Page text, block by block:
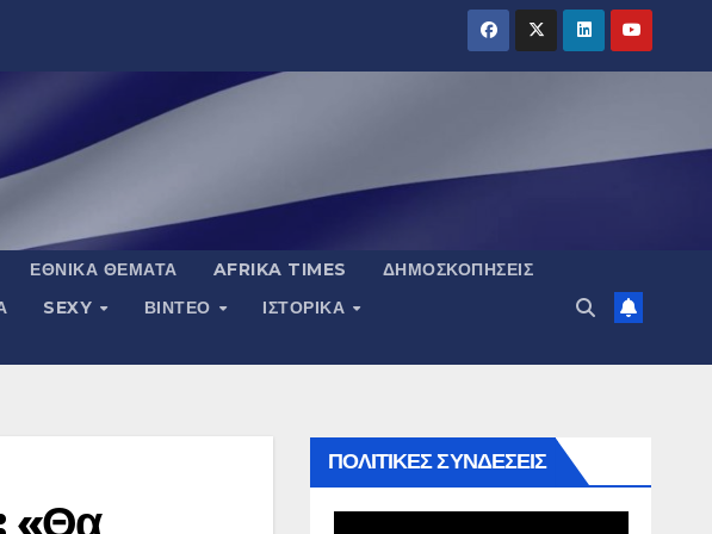
ΕΘΝΙΚΆ ΘΈΜΑΤΑ AFRIKA TIMES
ΔΗΜΟΣΚΟΠΉΣΕΙΣ
SEXY ΒΙΝΤΕΟ
ΙΣΤΟΡΙΚΆ
«Θα
ΠΟΛΙΤΙΚΕΣ ΣΥΝΔΕΣΕΙΣ